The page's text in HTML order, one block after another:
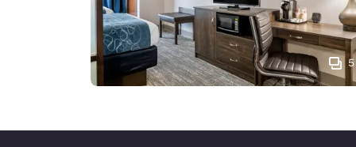
5